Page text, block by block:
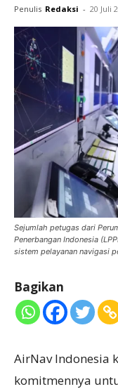
Penulis Redaksi - 20 Juli
Sejumlah petugas dari
Penerbangan Indonesia
sistem pelayanan navigasi
Bagikan
AirNav Indonesia
komitmennya